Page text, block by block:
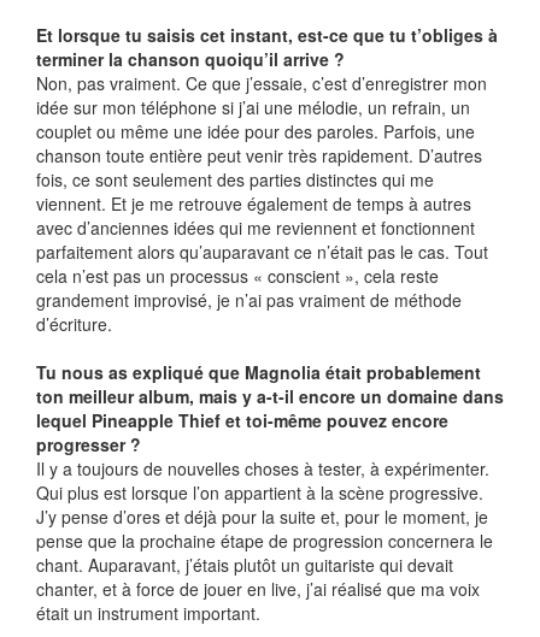
Et lorsque tu saisis cet instant, est-ce que tu t’obliges à
terminer la chanson quoiqu’il arrive ?
Non, pas vraiment. Ce que j’essaie, c’est d’enregistrer mon
idée sur mon téléphone si j’ai une mélodie, un refrain, un
couplet ou même une idée pour des paroles. Parfois, une
chanson toute entière peut venir très rapidement. D’autres
fois, ce sont seulement des parties distinctes qui me
viennent. Et je me retrouve également de temps à autres
avec d’anciennes idées qui me reviennent et fonctionnent
parfaitement alors qu’auparavant ce n’était pas le cas. Tout
cela n’est pas un processus « conscient », cela reste
grandement improvisé, je n’ai pas vraiment de méthode
d’écriture.
Tu nous as expliqué que Magnolia était probablement
ton meilleur album, mais y a-t-il encore un domaine dans
lequel Pineapple Thief et toi-même pouvez encore
progresser ?
Il y a toujours de nouvelles choses à tester, à expérimenter.
Qui plus est lorsque l’on appartient à la scène progressive.
J’y pense d’ores et déjà pour la suite et, pour le moment, je
pense que la prochaine étape de progression concernera le
chant. Auparavant, j’étais plutôt un guitariste qui devait
chanter, et à force de jouer en live, j’ai réalisé que ma voix
était un instrument important.